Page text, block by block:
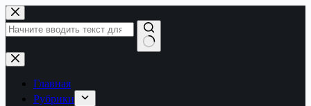
Перейти
к
сути
Ничего
не
найденоГлавная
Рубрики